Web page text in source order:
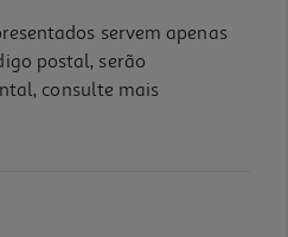
servem apenas
postal, serão
consulte mais